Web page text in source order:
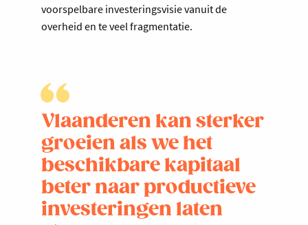
voorspelbare investeringsvisie vanuit de
overheid en te veel fragmentatie.
Vlaanderen kan sterker
groeien als we het
beschikbare kapitaal
beter naar productieve
investeringen laten